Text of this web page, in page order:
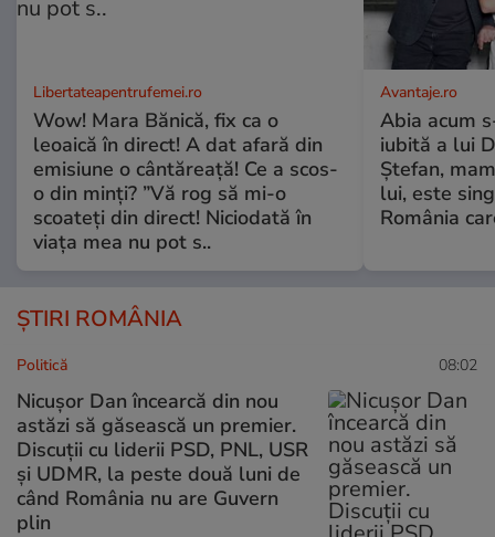
Libertateapentrufemei.ro
Wow! Mara Bănică, fix ca o
leoaică în direct! A dat afară din
emisiune o cântăreață! Ce a scos-
o din minți? ”Vă rog să mi-o
scoateți din direct! Niciodată în
viața mea nu pot s..
Avantaje.ro
Abia acum
iubită a lui
Ștefan,
lui, este
România
ȘTIRI ROMÂNIA
Politică 08:02
Nicușor Dan încearcă din nou
astăzi să găsească un premier.
Discuții cu liderii PSD, PNL, USR
și UDMR, la peste două luni de
când România nu are Guvern
plin